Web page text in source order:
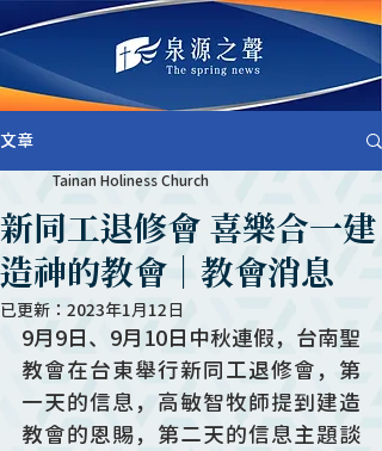
文章
新同工退修會 喜樂合一建
造神的教會｜教會消息
Tainan Holiness Church
已更新： 2023年1月12日
9月9日、9月10日中秋連假，台南聖
教會在台東舉行新同工退修會，第
一天的信息，高敏智牧師提到建造
教會的恩賜，第二天的信息主題談